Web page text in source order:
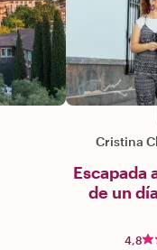
Cristina
Escapada
de un
4,8